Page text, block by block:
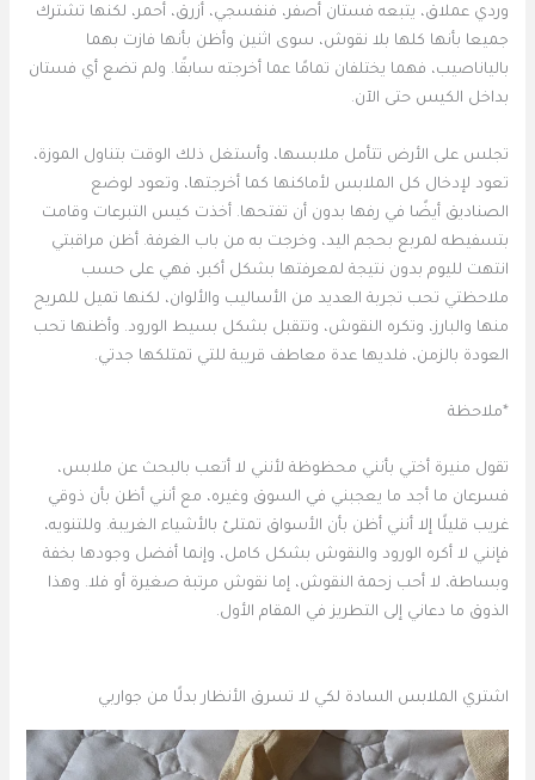
وردي عملاق، يتبعه فستان أصفر، فنفسجي، أزرق، أحمر، لكنها تشترك
جميعا بأنها كلها بلا نقوش، سوى اثنين وأظن بأنها فازت بهما
بالياناصيب، فهما يختلفان تمامًا عما أخرجته سابقًا. ولم تضع أي فستان
بداخل الكيس حتى الآن.
تجلس على الأرض تتأمل ملابسها، وأستغل ذلك الوقت بتناول الموزة،
تعود لإدخال كل الملابس لأماكنها كما أخرجتها، وتعود لوضع
الصناديق أيضًا في رفها بدون أن تفتحها. أخذت كيس التبرعات وقامت
بتسفيطه لمربع بحجم اليد، وخرجت به من باب الغرفة. أظن مراقبتي
انتهت لليوم بدون نتيجة لمعرفتها بشكل أكبر، فهي على حسب
ملاحظتي تحب تجربة العديد من الأساليب والألوان، لكنها تميل للمريح
منها والبارز، وتكره النقوش، وتتقبل بشكل بسيط الورود. وأظنها تحب
العودة بالزمن، فلديها عدة معاطف قريبة للتي تمتلكها جدتي.
*ملاحظة
تقول منيرة أختي بأنني محظوظة لأنني لا أتعب بالبحث عن ملابس،
فسرعان ما أجد ما يعجبني في السوق وغيره، مع أنني أظن بأن ذوقي
غريب قليلًا إلا أنني أظن بأن الأسواق تمتلئ بالأشياء الغريبة. وللتنويه،
فإنني لا أكره الورود والنقوش بشكل كامل، وإنما أفضل وجودها بخفة
وبساطة، لا أحب زحمة النقوش، إما نقوش مرتبة صغيرة أو فلا. وهذا
الذوق ما دعاني إلى التطريز في المقام الأول.
اشتري الملابس السادة لكي لا تسرق الأنظار بدلًا من جواربي